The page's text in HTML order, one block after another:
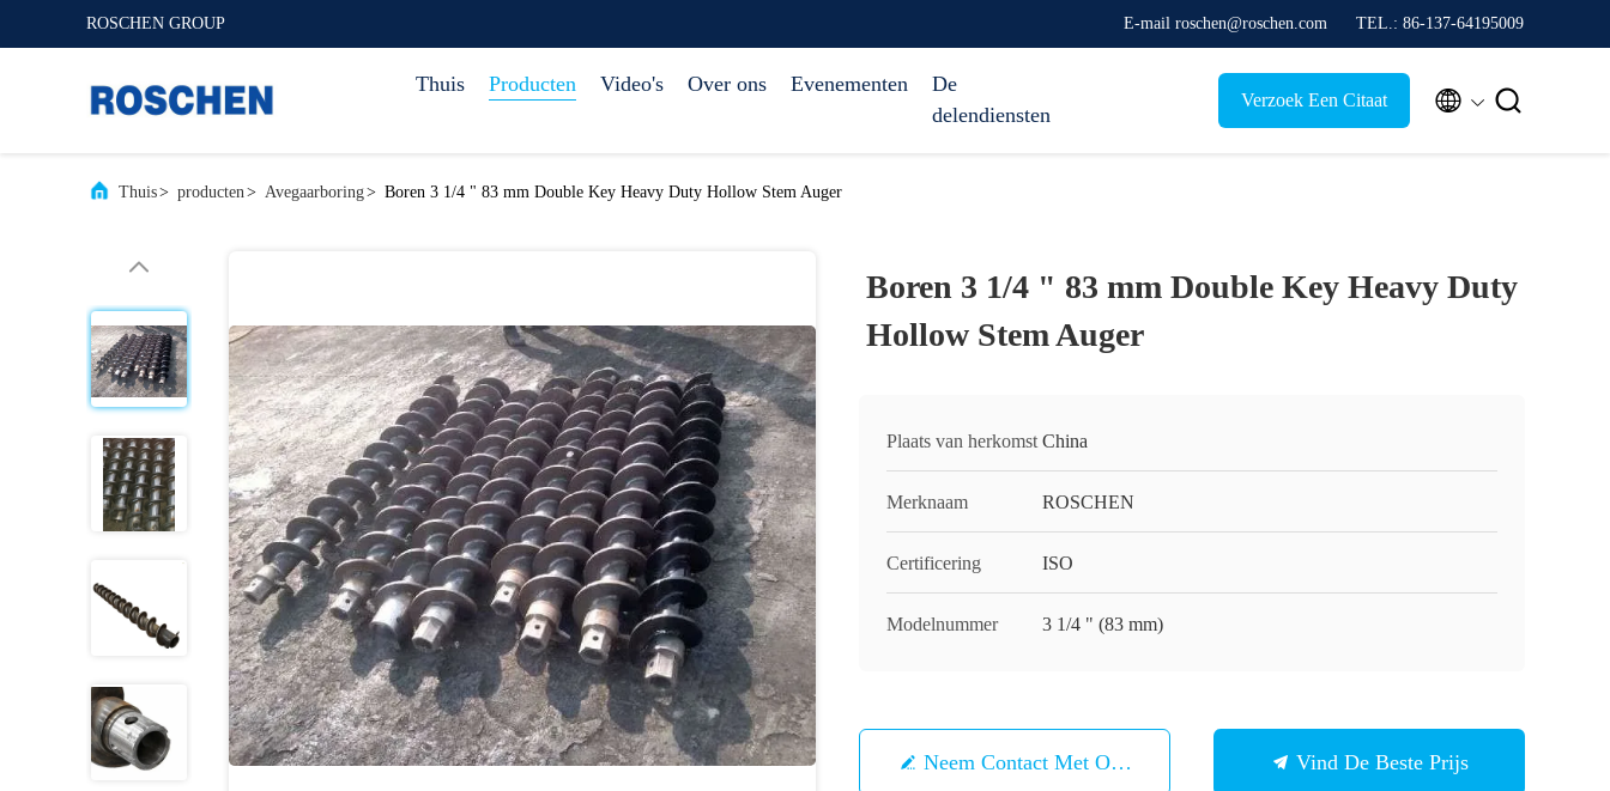
ROSCHEN GROUP E-mail roschen@roschen.com TEL.: 86-137-64195009
Thuis Producten Video's Over ons Evenementen
De
delendiensten
Verzoek Een Citaat  
Thuis> producten> Avegaarboring> Boren 3 1/4 " 83 mm Double Key Heavy Duty Hollow Stem Auger
Boren 3 1/4 " 83 mm Double Key Heavy Duty
Hollow Stem Auger
Plaats van herkomst China
Merknaam ROSCHEN
Certificering ISO
Modelnummer 3 1/4 " (83 mm)
Neem Contact Met Ons Op Vind De Beste Prijs